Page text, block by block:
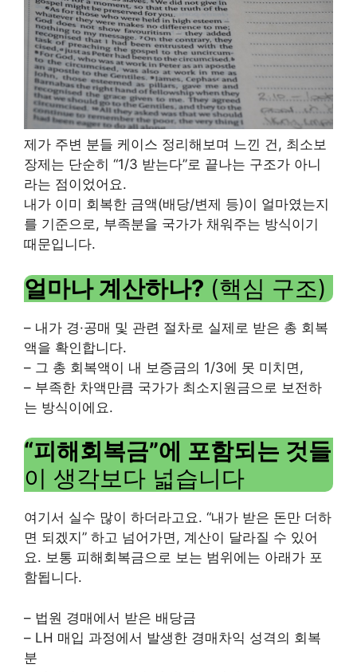
제가 주변 분들 케이스 정리해보며 느낀 건, 최소보
장제는 단순히 “1/3 받는다”로 끝나는 구조가 아니
라는 점이었어요.
내가 이미 회복한 금액(배당/변제 등)이 얼마였는지
를 기준으로, 부족분을 국가가 채워주는 방식이기
때문입니다.
얼마나 계산하나? (핵심 구조)
– 내가 경·공매 및 관련 절차로 실제로 받은 총 회복
액을 확인합니다.
– 그 총 회복액이 내 보증금의 1/3에 못 미치면,
– 부족한 차액만큼 국가가 최소지원금으로 보전하
는 방식이에요.
“피해회복금”에 포함되는 것들
이 생각보다 넓습니다
여기서 실수 많이 하더라고요. “내가 받은 돈만 더하
면 되겠지” 하고 넘어가면, 계산이 달라질 수 있어
요. 보통 피해회복금으로 보는 범위에는 아래가 포
함됩니다.
– 법원 경매에서 받은 배당금
– LH 매입 과정에서 발생한 경매차익 성격의 회복
분